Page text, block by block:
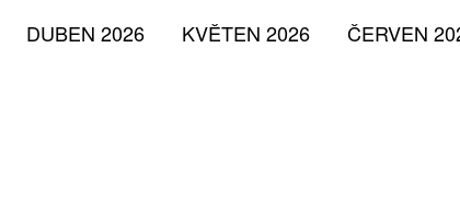
ČERVEN
KVĚTEN 2026
DUBEN 2026